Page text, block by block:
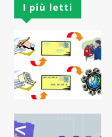
I più letti